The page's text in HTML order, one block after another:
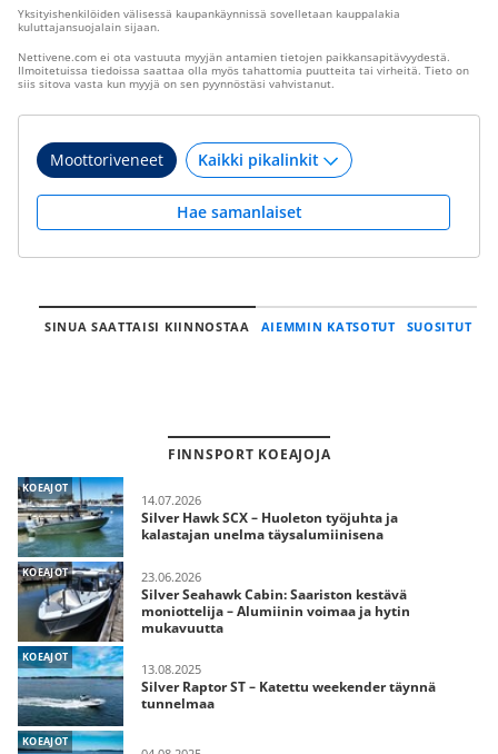
Yksityishenkilöiden välisessä kaupankäynnissä sovelletaan kauppalakia
kuluttajansuojalain sijaan.
Nettivene.com ei ota vastuuta myyjän antamien tietojen paikkansapitävyydestä.
Ilmoitetuissa tiedoissa saattaa olla myös tahattomia puutteita tai virheitä. Tieto on
siis sitova vasta kun myyjä on sen pyynnöstäsi vahvistanut.
Moottoriveneet
Hae samanlaiset
SINUA SAATTAISI KIINNOSTAA AIEMMIN KATSOTUT SUOSITUT
FINNSPORT KOEAJOJA
KOEAJOT
14.07.2026
Silver Hawk SCX – Huoleton työjuhta ja
kalastajan unelma täysalumiinisena
KOEAJOT 23.06.2026
Silver Seahawk Cabin: Saariston kestävä
moniottelija – Alumiinin voimaa ja hytin
mukavuutta
KOEAJOT
13.08.2025
Silver Raptor ST – Katettu weekender täynnä
tunnelmaa
KOEAJOT